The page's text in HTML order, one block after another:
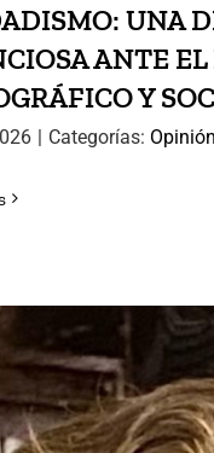
UNA
ANTE
Y
| Categorías: Opinión